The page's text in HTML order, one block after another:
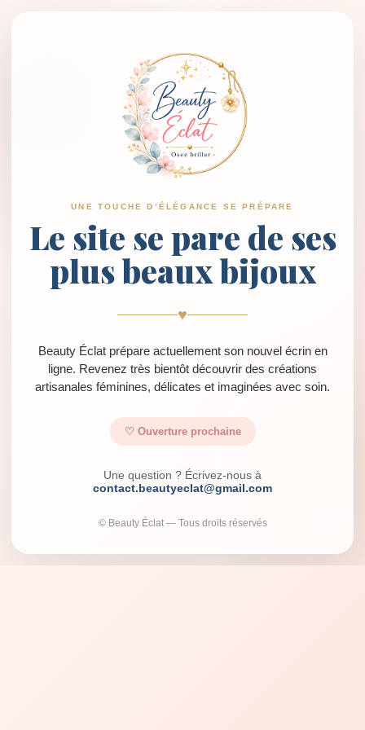
UNE TOUCHE D’ÉLÉGANCE SE PRÉPARE
Le site se pare de ses
plus beaux bijoux
♥
Beauty Éclat prépare actuellement son nouvel écrin en
ligne. Revenez très bientôt découvrir des créations
artisanales féminines, délicates et imaginées avec soin.
♡ Ouverture prochaine
Une question ? Écrivez-nous à
contact.beautyeclat@gmail.com
© Beauty Éclat — Tous droits réservés